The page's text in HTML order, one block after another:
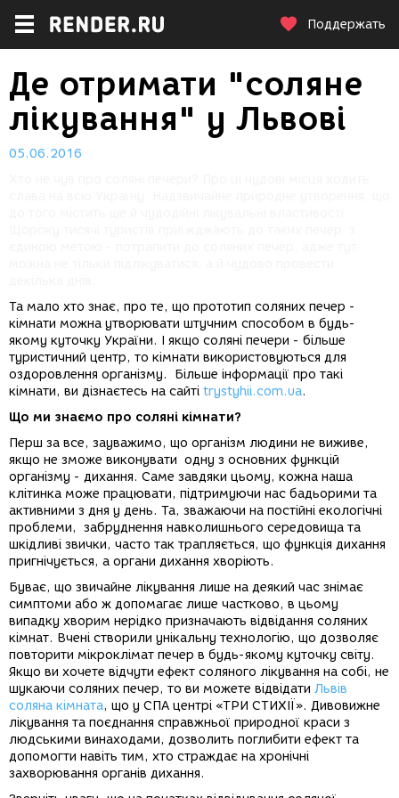
Поддержать
Де отримати "соляне
лікування" у Львові
05.06.2016
Та мало хто знає, про те, що прототип соляних печер -
кімнати можна утворювати штучним способом в будь-
якому куточку України. І якщо соляні печери - більше
туристичний центр, то кімнати використовуються для
оздоровлення організму. Більше інформації про такі
кімнати, ви дізнаєтесь на сайті trystyhii.com.ua.
Що ми знаємо про соляні кімнати?
Перш за все, зауважимо, що організм людини не виживе,
якщо не зможе виконувати одну з основних функцій
організму - дихання. Саме завдяки цьому, кожна наша
клітинка може працювати, підтримуючи нас бадьорими та
активними з дня у день. Та, зважаючи на постійні екологічні
проблеми, забруднення навколишнього середовища та
шкідливі звички, часто так трапляється, що функція дихання
пригнічується, а органи дихання хворіють.
Буває, що звичайне лікування лише на деякий час знімає
симптоми або ж допомагає лише частково, в цьому
випадку хворим нерідко призначають відвідання соляних
кімнат. Вчені створили унікальну технологію, що дозволяє
повторити мікроклімат печер в будь-якому куточку світу.
Якщо ви хочете відчути ефект соляного лікування на собі, не
шукаючи соляних печер, то ви можете відвідати Львів
соляна кімната, що у СПА центрі «ТРИ СТИХІЇ». Дивовижне
лікування та поєднання справжньої природної краси з
людськими винаходами, дозволить поглибити ефект та
допомогти навіть тим, хто страждає на хронічні
захворювання органів дихання.